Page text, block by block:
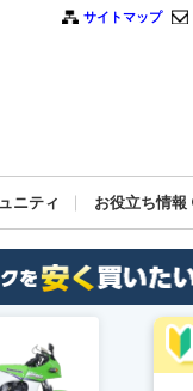
サイトマップ
ニティ お役立ち情報